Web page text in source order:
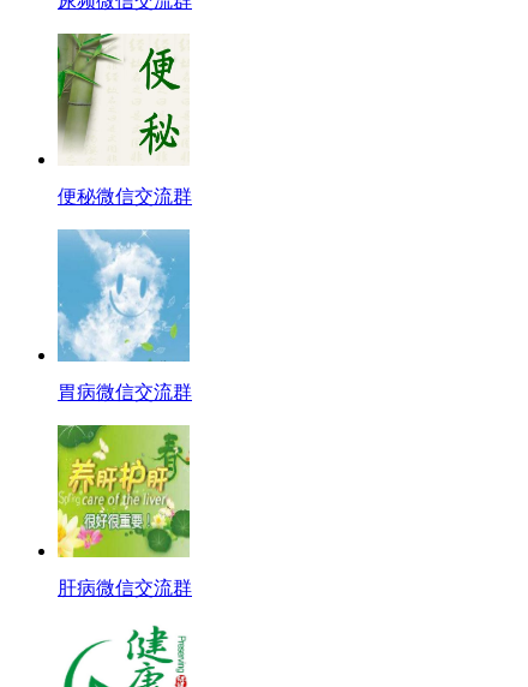
便秘微信交流群
胃病微信交流群
肝病微信交流群